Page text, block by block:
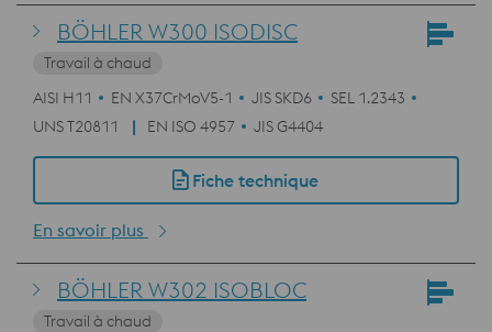
BÖHLER W300 ISODISC
Travail à chaud
AISI H11
EN X37CrMoV5-1 JIS SKD6
SEL 1.2343
UNS T20811
EN ISO 4957 JIS G4404
Fiche technique
En savoir plus
BÖHLER W302 ISOBLOC
Travail à chaud